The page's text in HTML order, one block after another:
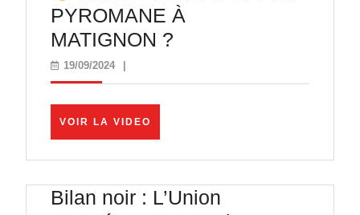
PYROMANE À
MATIGNON ?
BARNIER :
À
MATIGNON ?
19/09/202419/09/2024
VOIR LA VIDEO
Bilan noir : L’Union